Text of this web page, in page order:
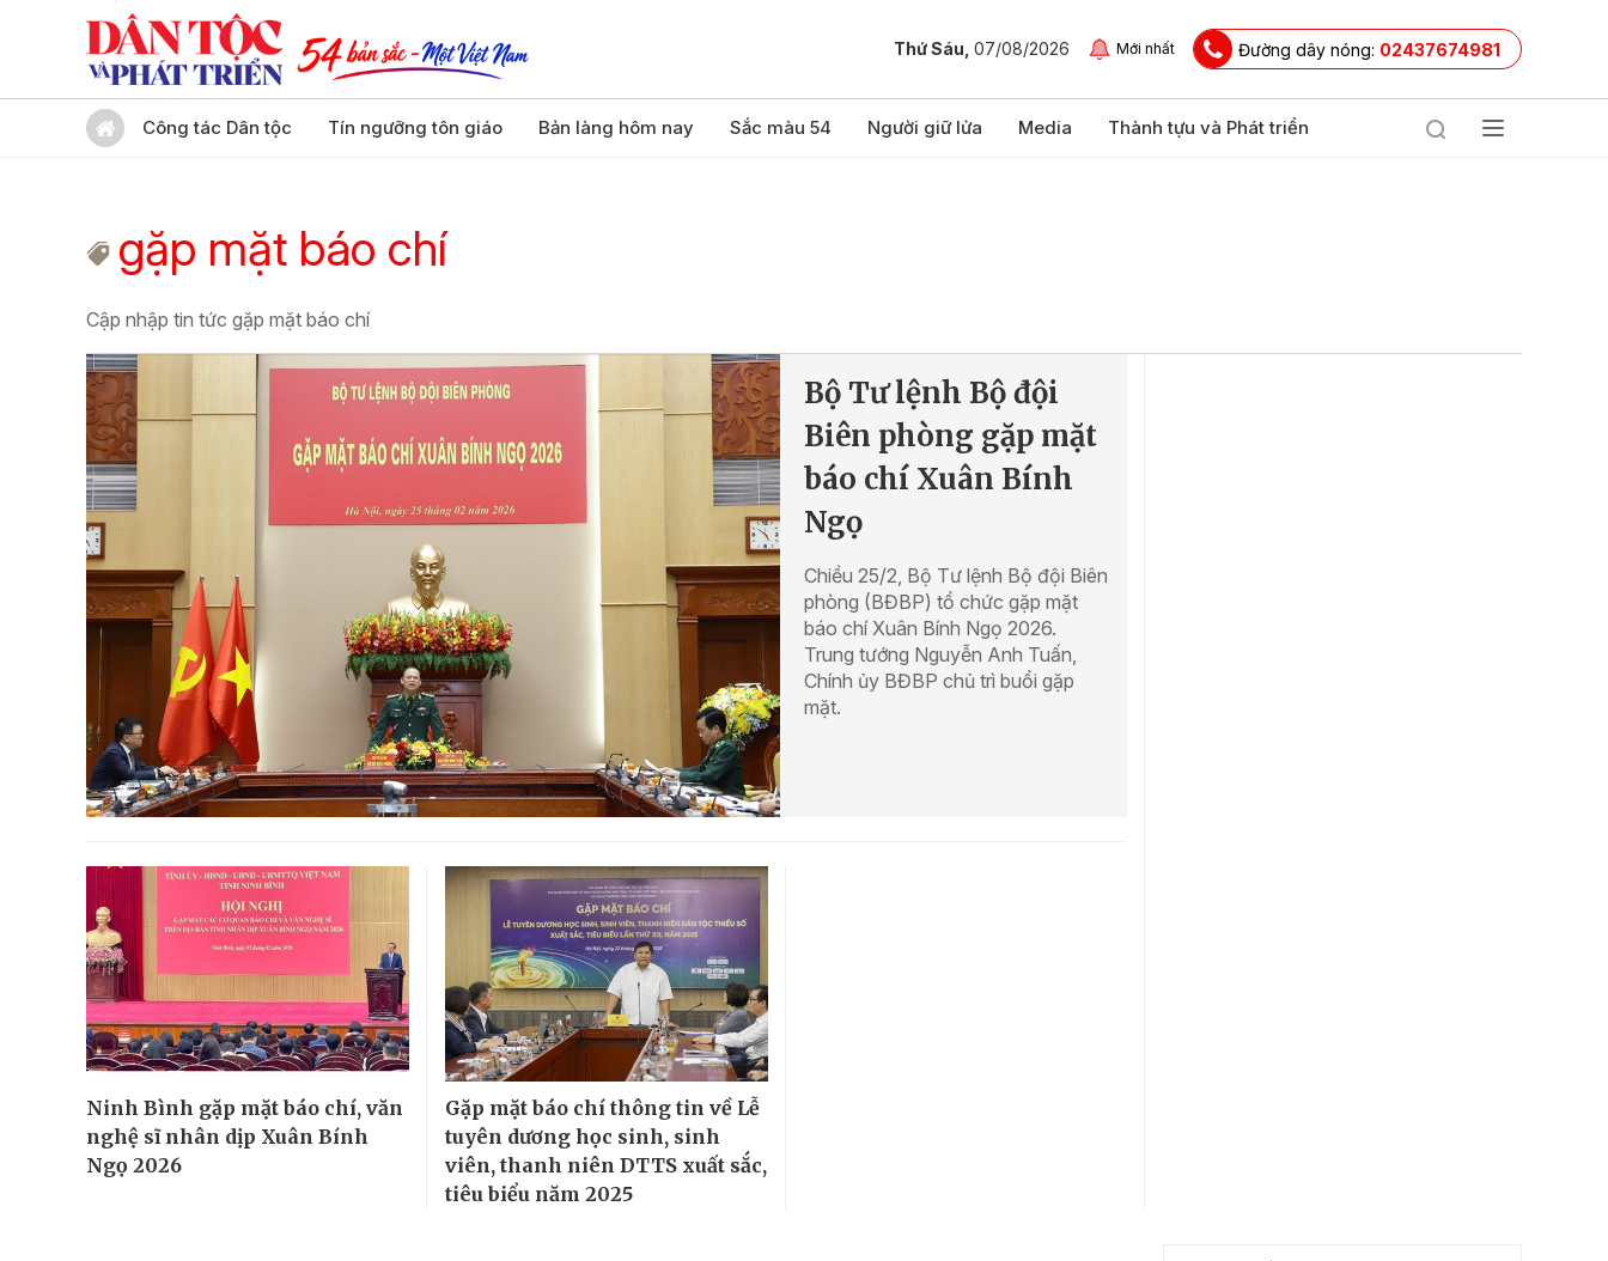
Thứ Sáu, 07/08/2026 Mới nhất Đường dây nóng: 02437674981
Công tác Dân tộc Tín ngưỡng tôn giáo Bản làng hôm nay Sắc màu 54 Người giữ lửa Media Thành tựu và Phát triển
gặp mặt báo chí
Cập nhập tin tức gặp mặt báo chí
Bộ Tư lệnh Bộ đội
Biên phòng gặp mặt
báo chí Xuân Bính
Ngọ
Chiều 25/2, Bộ Tư lệnh Bộ đội Biên
phòng (BĐBP) tổ chức gặp mặt
báo chí Xuân Bính Ngọ 2026.
Trung tướng Nguyễn Anh Tuấn,
Chính ủy BĐBP chủ trì buổi gặp
mặt.
Ninh Bình gặp mặt báo chí, văn
nghệ sĩ nhân dịp Xuân Bính
Ngọ 2026
Gặp mặt báo chí thông tin về Lễ
tuyên dương học sinh, sinh
viên, thanh niên DTTS xuất sắc,
tiêu biểu năm 2025